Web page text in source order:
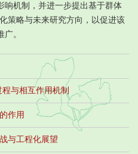
响机制，并进一步提出基于群体
策略与未来研究方向，以促进该
。
与相互作用机制
作用
与工程化展望